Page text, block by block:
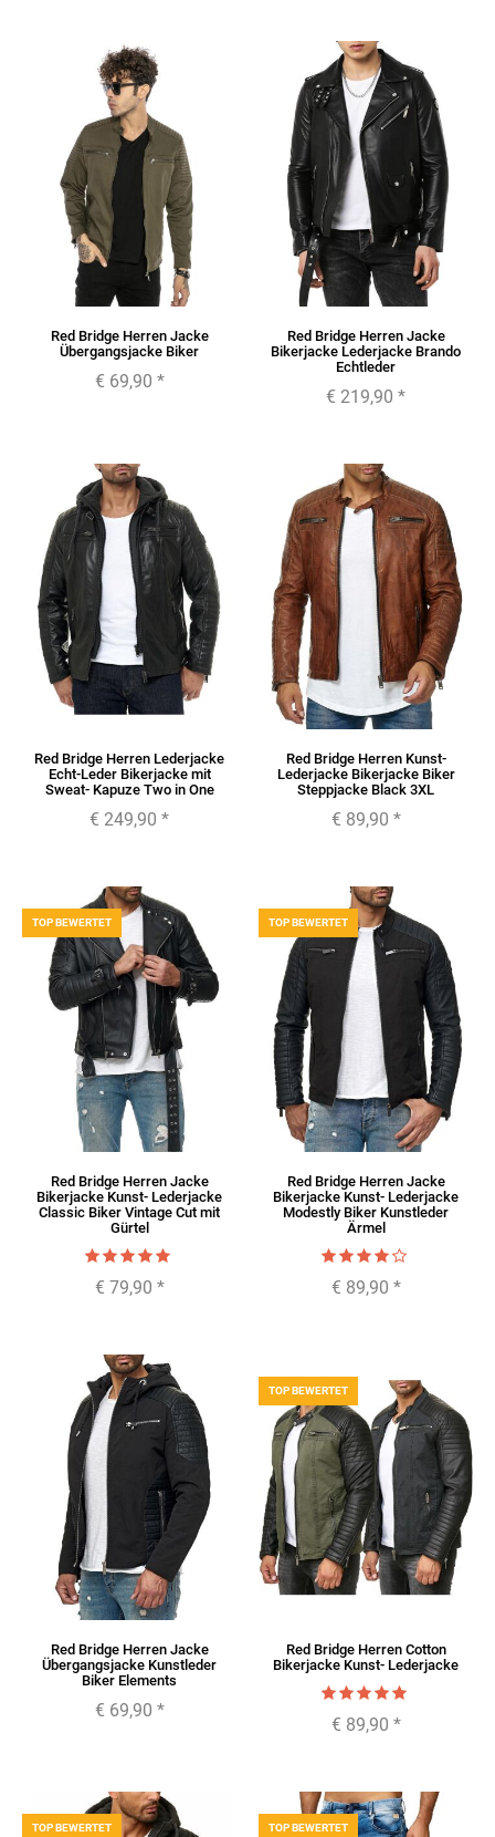
Red Bridge Herren Jacke
Übergangsjacke Biker
€ 69,90 *
Red Bridge Herren Jacke
Bikerjacke Lederjacke Brando
Echtleder
€ 219,90 *
Red Bridge Herren Lederjacke
Echt-Leder Bikerjacke mit
Sweat- Kapuze Two in One
€ 249,90 *
Red Bridge Herren Kunst-
Lederjacke Bikerjacke Biker
Steppjacke Black 3XL
€ 89,90 *
TOP BEWERTET
Red Bridge Herren Jacke
Bikerjacke Kunst- Lederjacke
Classic Biker Vintage Cut mit
Gürtel
€ 79,90 *
TOP BEWERTET
Red Bridge Herren Jacke
Bikerjacke Kunst- Lederjacke
Modestly Biker Kunstleder
Ärmel
€ 89,90 *
Red Bridge Herren Jacke
Übergangsjacke Kunstleder
Biker Elements
€ 69,90 *
TOP BEWERTET
Red Bridge Herren Cotton
Bikerjacke Kunst- Lederjacke
€ 89,90 *
TOP BEWERTET TOP BEWERTET